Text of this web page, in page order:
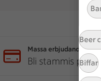
Beer
Biffar
Massa erbjudanden
Bli stammis på ICA